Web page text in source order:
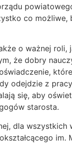
co możliwe,
o ważnej roli,
że dobry
odejdzie z
się, aby
starosta.
dla wszystkich
im.